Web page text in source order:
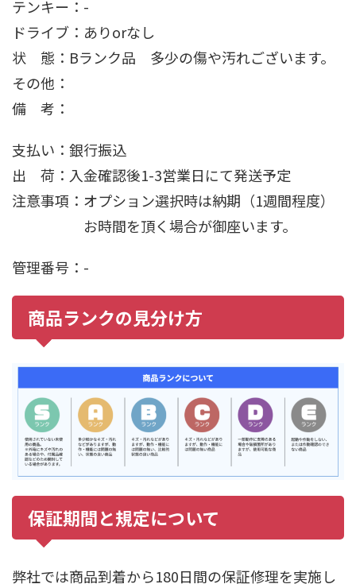
テンキー：-
ドライブ：ありorなし
状 態：Bランク品 多少の傷や汚れございます。
その他：
備 考：
支払い：銀行振込
出 荷：入金確認後1-3営業日にて発送予定
注意事項：オプション選択時は納期（1週間程度）
お時間を頂く場合が御座います。
管理番号：-
商品ランクの見分け方
保証期間と規定について
弊社では商品到着から180日間の保証修理を実施し